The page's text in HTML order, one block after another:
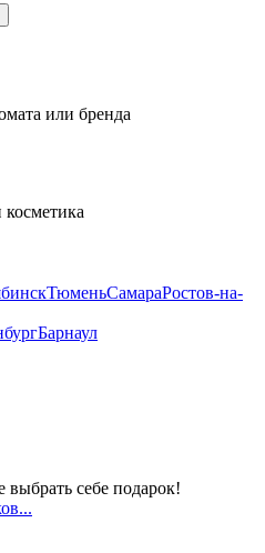
или бренда
ТюменьСамараРостов-на-
Барнаул
себе подарок!